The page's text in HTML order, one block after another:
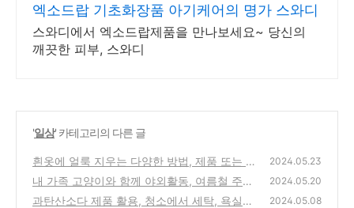
엑소드랍 기초화장품 아기케어의 명가 스와디
스와디에서 엑소드랍제품을 만나보세요~ 당신의
깨끗한 피부, 스와디
'일상' 카테고리의 다른 글
흰옷에 얼룩 지우는 다양한 방법, 제품 또는 자
연재료 사용
(0)
2024.05.23
내 가족 고양이와 함께 야외활동, 여름철 주의
사항
(0)
2024.05.20
과탄산소다 제품 활용, 청소에서 세탁, 욕실까
2024.05.08